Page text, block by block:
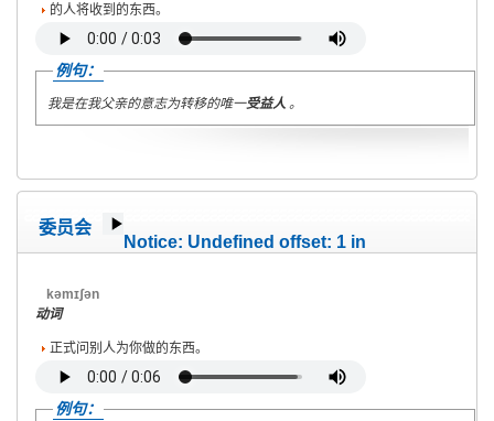
的人将收到的东西。
例句：
我是在我父亲的意志为转移的唯一受益人 。
委员会
Notice: Undefined offset: 1 in
kəmɪʃən
动词
正式问别人为你做的东西。
例句：